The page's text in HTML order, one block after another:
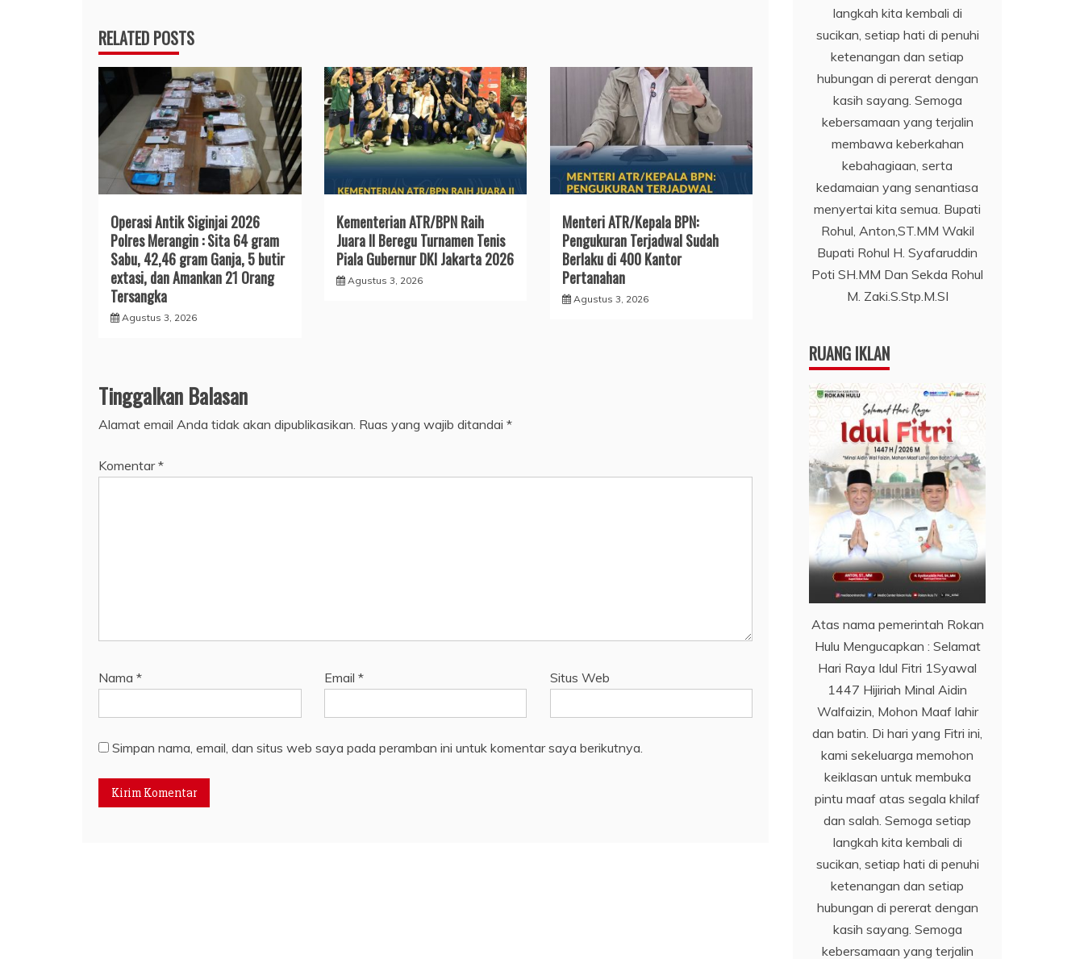
RELATED POSTS
Operasi Antik Siginjai 2026
Polres Merangin : Sita 64 gram
Sabu, 42,46 gram Ganja, 5 butir
extasi, dan Amankan 21 Orang
Tersangka
Agustus 3, 2026
Kementerian ATR/BPN Raih
Juara II Beregu Turnamen Tenis
Piala Gubernur DKI Jakarta 2026
Agustus 3, 2026
Menteri ATR/Kepala BPN:
Pengukuran Terjadwal Sudah
Berlaku di 400 Kantor
Pertanahan
Agustus 3, 2026
Tinggalkan Balasan
Alamat email Anda tidak akan dipublikasikan. Ruas yang wajib ditandai *
Komentar*
Nama * Email * Situs Web
Simpan nama, email, dan situs web saya pada peramban ini untuk komentar saya berikutnya.
langkah kita kembali di
sucikan, setiap hati di penuhi
ketenangan dan setiap
hubungan di pererat dengan
kasih sayang. Semoga
kebersamaan yang terjalin
membawa keberkahan
kebahagiaan, serta
kedamaian yang senantiasa
menyertai kita semua. Bupati
Rohul, Anton,ST.MM Wakil
Bupati Rohul H. Syafaruddin
Poti SH.MM Dan Sekda Rohul
M. Zaki.S.Stp.M.SI
RUANG IKLAN
Atas nama pemerintah Rokan
Hulu Mengucapkan : Selamat
Hari Raya Idul Fitri 1Syawal
1447 Hijiriah Minal Aidin
Walfaizin, Mohon Maaf lahir
dan batin. Di hari yang Fitri ini,
kami sekeluarga memohon
keiklasan untuk membuka
pintu maaf atas segala khilaf
dan salah. Semoga setiap
langkah kita kembali di
sucikan, setiap hati di penuhi
ketenangan dan setiap
hubungan di pererat dengan
kasih sayang. Semoga
kebersamaan yang terjalin